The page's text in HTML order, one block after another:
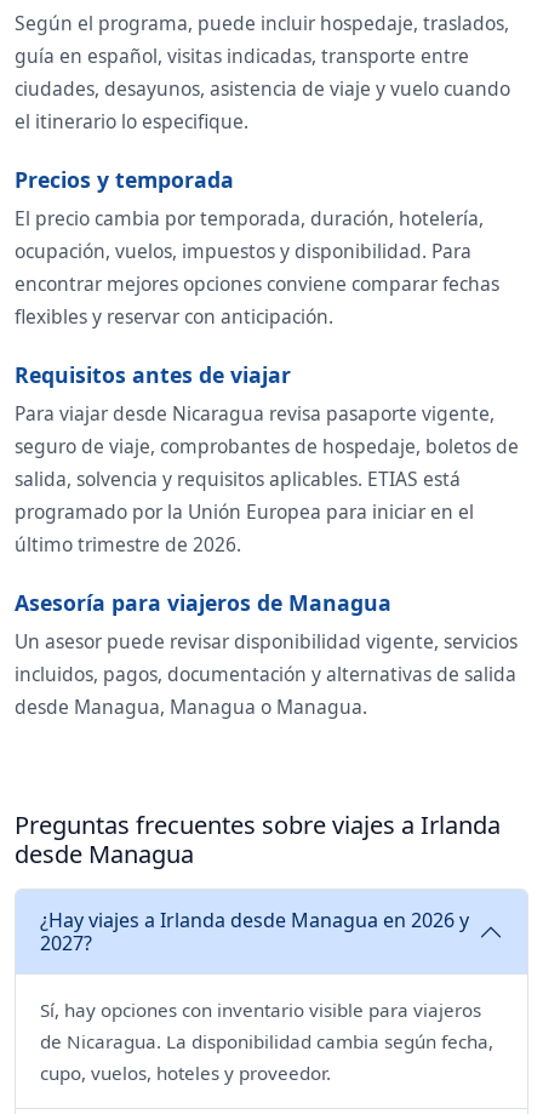
Según el programa, puede incluir hospedaje, traslados,
guía en español, visitas indicadas, transporte entre
ciudades, desayunos, asistencia de viaje y vuelo cuando
el itinerario lo especifique.
Precios y temporada
El precio cambia por temporada, duración, hotelería,
ocupación, vuelos, impuestos y disponibilidad. Para
encontrar mejores opciones conviene comparar fechas
flexibles y reservar con anticipación.
Requisitos antes de viajar
Para viajar desde Nicaragua revisa pasaporte vigente,
seguro de viaje, comprobantes de hospedaje, boletos de
salida, solvencia y requisitos aplicables. ETIAS está
programado por la Unión Europea para iniciar en el
último trimestre de 2026.
Asesoría para viajeros de Managua
Un asesor puede revisar disponibilidad vigente, servicios
incluidos, pagos, documentación y alternativas de salida
desde Managua, Managua o Managua.
Preguntas frecuentes sobre viajes a Irlanda
desde Managua
¿Hay viajes a Irlanda desde Managua en 2026 y
2027?
Sí, hay opciones con inventario visible para viajeros
de Nicaragua. La disponibilidad cambia según fecha,
cupo, vuelos, hoteles y proveedor.